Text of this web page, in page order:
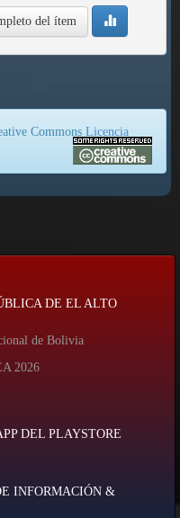
del ítem
Commons Licencia
DE EL ALTO
de Bolivia
2026
DEL PLAYSTORE
INFORMACIÓN &